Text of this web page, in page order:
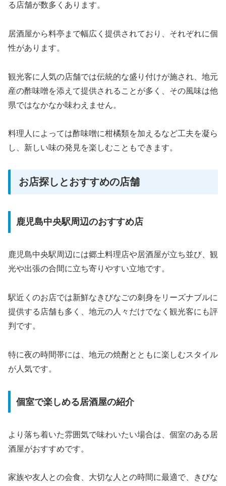
る店舗が数多くあります。
居酒屋から料亭まで幅広く提供されており、それぞれに個
性があります。
観光客に人気の店舗では伝統的な盛り付けが施され、地元
産の酢味噌を添えて提供されることが多く、その風味は他
県ではなかなか味わえません。
料理人によっては酢味噌に柑橘類を加えるなど工夫を凝ら
し、新しい味の発見を楽しむこともできます。
お店探しとおすすめの店舗
鹿児島中央駅周辺のおすすめ店
鹿児島中央駅周辺には郷土料理店や居酒屋が立ち並び、観
光や出張の合間に立ち寄りやすい立地です。
駅近くのお店では新鮮なきびなごの刺身をリーズナブルに
提供する店舗も多く、地元の人々だけでなく観光客にも評
判です。
特に夜の時間帯には、地元の焼酎とともに楽しむスタイル
が人気です。
個室で楽しめる居酒屋の紹介
より落ち着いた雰囲気で味わいたい場合は、個室のある居
酒屋がおすすめです。
家族や友人との会食、大切な人との時間に最適で、きびな